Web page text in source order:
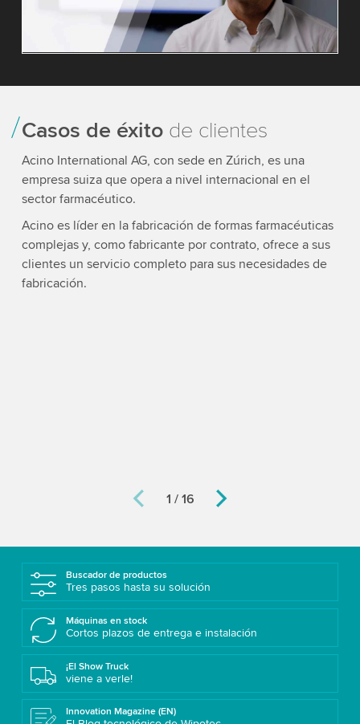
More information
Casos de éxitode clientes
1 / 16
Acino International AG, con sede en Zúrich, es una
empresa suiza que opera a nivel internacional en el
sector farmacéutico.
Acino es líder en la fabricación de formas farmacéuticas
complejas y, como fabricante por contrato, ofrece a sus
clientes un servicio completo para sus necesidades de
fabricación.
Buscador de productos
Tres pasos hasta su solución
Máquinas en stock
Cortos plazos de entrega e instalación
¡El Show Truck
viene a verle!
Innovation Magazine (EN)